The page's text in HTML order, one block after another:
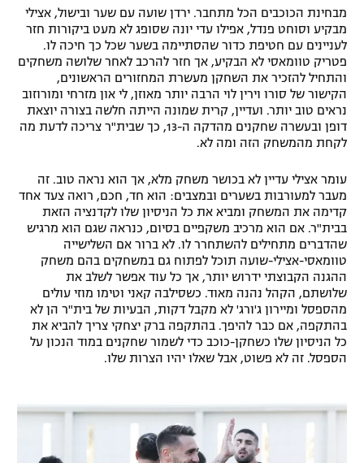
מדיניות פרטיות
תקנון פעילות ספורט 1
רשיון להקרנה פומבית לבית עסק
לוח דרושים – ג'ובנט
תגיות
המגזין
גיימינג E-Sports
מבחינת הכוכבים הכל מתחבר. ירדן שועה עם שער ובישול, אצילי
מבקיע וסוחט פנדל, אפילו עדי יונה שסופג לא מעט ביקורות חזר
לעניינים עם חטיפת כדור שהסתיימה בשער שכל כך חיכה לו.
פטריק טוומאסי לא הבקיע, אך חזר להרכב לאחר שלושה משחקים
והתחיל להזכיר את השחקן מעשרת המחזורים הראשונים,
הקישור של סורו וירין לוי הרבה יותר מאוזן, לי און מזרחי ומורוזוב
נראים טוב יותר. ועדיין, קרית שמונה הייתה חלשה בצורה יוצאת
דופן ובעשרה שחקנים מהדקה ה-13, כך שבית"ר צריכה לדעת מה
לקחת מהמשחק הזה ומה לא.
עומר אצילי עדיין לא בכושר משחק מלא, אך הוא נראה טוב. זה
מעבר למעורבות בשערים ובמצבים: הוא חד, חכם, רואה צעד אחד
קדימה את המשחק ומביא את כל הניסיון שלו לקדנציה הזאת
בבית"ר. אם הוא מרכיב משקפיים בסיום, כנראה שגם הוא מרגיש
שהדברים מתחילים להשתחרר לו. לא ברור אם השלישייה
טוומאסי-אצילי-שועה תוכל לפתוח גם במשחקים בהם משחק
ההגנה הקבוצתי ידרוש יותר, אך כל עוד אפשר לשלב את
שלושתם, הקהל נהנה מאוד. כשסילבה קאני וטימו מוזי עולים
מהספסל ומיירון ג'ורג' לא מקבל דקות, הבעיות של בית"ר הן לא
בהתקפה, אם כבר להיפך. בהתקפה ברק יצחקי צריך להביא את
כל הניסיון שלו כשחקן-כוכב כדי לשמור שחקנים במוד הנכון על
הספסל. זה לא פשוט, אבל שאלו יהיו הצרות שלו.